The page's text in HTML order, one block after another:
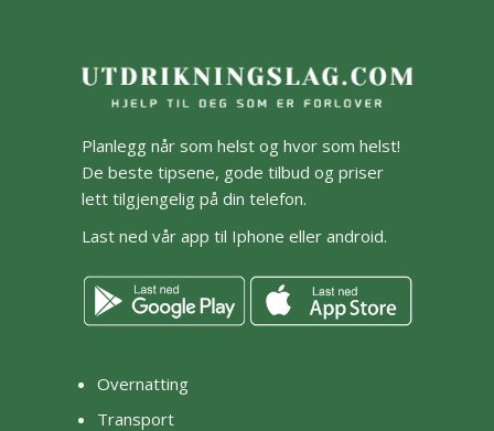
Planlegg når som helst og hvor som helst!
De beste tipsene, gode tilbud og priser
lett tilgjengelig på din telefon.
Last ned vår app til Iphone eller android.
Overnatting
Transport